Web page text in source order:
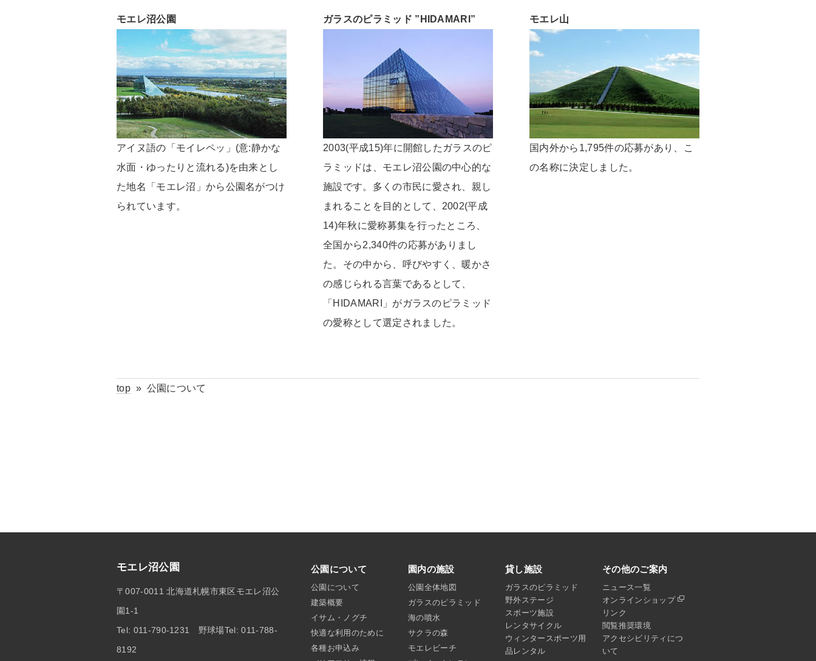
モエレ沼公園
アイヌ語の「モイレペッ」(意:静かな
水面・ゆったりと流れる)を由来とし
た地名「モエレ沼」から公園名がつけ
られています。
ガラスのピラミッド ”HIDAMARI”
2003(平成15)年に開館したガラスのピ
ラミッドは、モエレ沼公園の中心的な
施設です。多くの市民に愛され、親し
まれることを目的として、2002(平成
14)年秋に愛称募集を行ったところ、
全国から2,340件の応募がありまし
た。その中から、呼びやすく、暖かさ
の感じられる言葉であるとして、
「HIDAMARI」がガラスのピラミッド
の愛称として選定されました。
モエレ山
国内外から1,795件の応募があり、こ
の名称に決定しました。
top» 公園について
モエレ沼公園
〒007-0011 北海道札幌市東区モエレ沼公
園1-1
Tel: 011-790-1231 野球場Tel: 011-788-
8192
公園について
公園について
建築概要
イサム・ノグチ
快適な利用のために
各種お申込み
園内の施設
公園全体地図
ガラスのピラミッド
海の噴水
サクラの森
モエレビーチ
貸し施設
ガラスのピラミッド
野外ステージ
スポーツ施設
レンタサイクル
ウィンタースポーツ用
品レンタル
その他のご案内
ニュース一覧
オンラインショップ
リンク
閲覧推奨環境
アクセシビリティにつ
いて